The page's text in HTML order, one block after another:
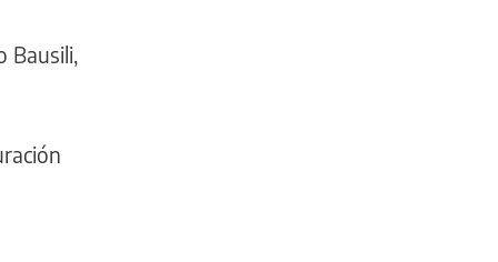
Bausili,